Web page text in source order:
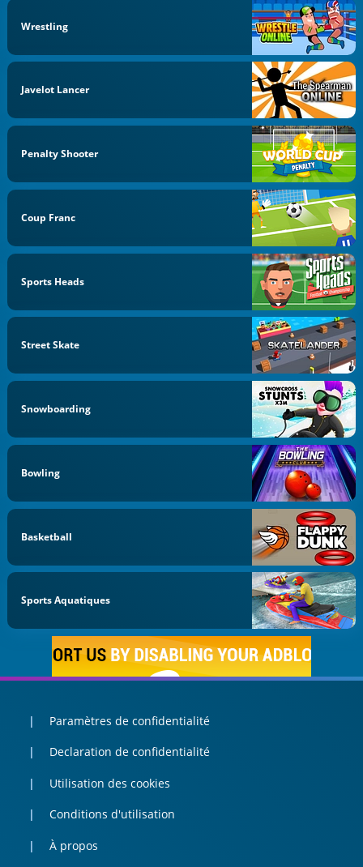
Wrestling
Javelot Lancer
Penalty Shooter
Coup Franc
Sports Heads
Street Skate
Snowboarding
Bowling
Basketball
Sports Aquatiques
Paramètres de confidentialité
Declaration de confidentialité
Utilisation des cookies
Conditions d'utilisation
À propos